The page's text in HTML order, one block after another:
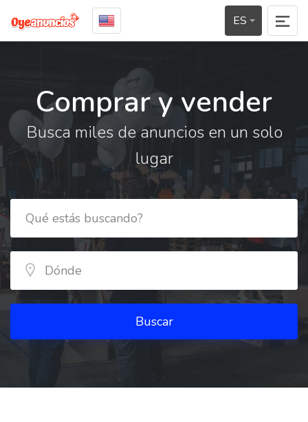
ES
Comprar y vender
Busca miles de anuncios en un solo
lugar
Buscar